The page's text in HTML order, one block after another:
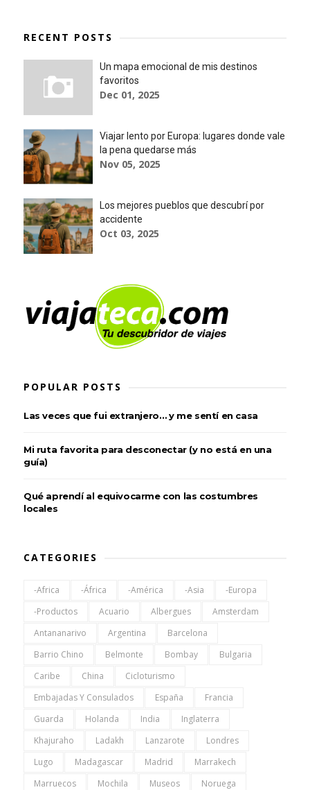
RECENT POSTS
Un mapa emocional de mis destinos
favoritos
Dec 01, 2025
Viajar lento por Europa: lugares donde vale
la pena quedarse más
Nov 05, 2025
Los mejores pueblos que descubrí por
accidente
Oct 03, 2025
POPULAR POSTS
Las veces que fui extranjero… y me sentí en casa
Mi ruta favorita para desconectar (y no está en una
guía)
Qué aprendí al equivocarme con las costumbres
locales
CATEGORIES
-Africa -África -América -Asia
-Europa
-Productos
Acuario Albergues
Amsterdam
Antananarivo
Argentina
Barcelona
Barrio Chino
Belmonte Bombay
Bulgaria
Caribe
China
Cicloturismo
Embajadas Y Consulados
España
Francia
Guarda
Holanda India
Inglaterra
Khajuraho
Ladakh Lanzarote
Londres
Lugo
Madagascar Madrid
Marrakech
Marruecos
Mochila Museos
Noruega